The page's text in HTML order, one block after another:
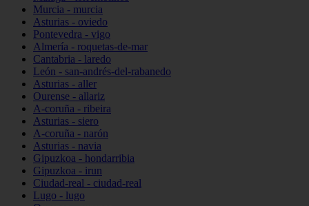
Murcia - murcia
Asturias - oviedo
Pontevedra - vigo
Almería - roquetas-de-mar
Cantabria - laredo
León - san-andrés-del-rabanedo
Asturias - aller
Ourense - allariz
A-coruña - ribeira
Asturias - siero
A-coruña - narón
Asturias - navia
Gipuzkoa - hondarribia
Gipuzkoa - irun
Ciudad-real - ciudad-real
Lugo - lugo